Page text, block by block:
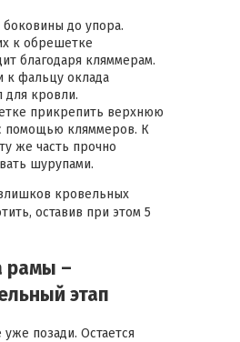
боковины до упора.
к обрешетке
благодаря кляммерам.
к фальцу оклада
для кровли.
прикрепить верхнюю
помощью кляммеров. К
же часть прочно
шурупами.
кровельных
оставив при этом 5
рамы –
этап
позади. Остается